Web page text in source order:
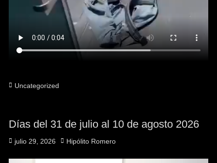
Uncategorized
Días del 31 de julio al 10 de agosto 2026
julio 29, 2026 Hipólito Romero